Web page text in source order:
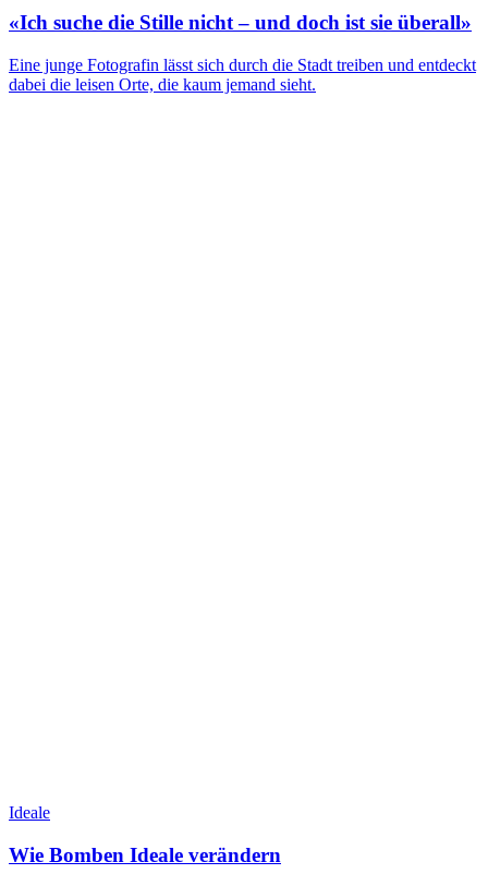
«Ich suche die Stille nicht – und doch ist sie überall»
Eine junge Fotografin lässt sich durch die Stadt treiben und entdeckt
dabei die leisen Orte, die kaum jemand sieht.
Ideale
Wie Bomben Ideale verändern